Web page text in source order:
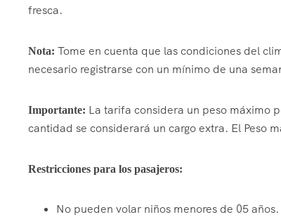
fresca.
Nota: Tome en cuenta que las condiciones del
necesario registrarse con un mínimo de una
Importante: La tarifa considera un peso máximo
cantidad se considerará un cargo extra. El Peso
Restricciones para los pasajeros:
No pueden volar niños menores de 05 años.